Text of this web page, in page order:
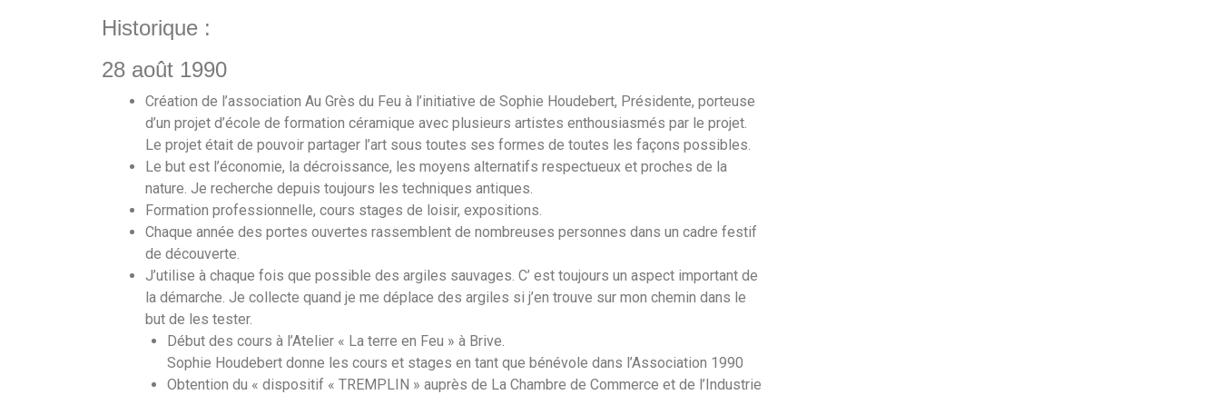
Historique :
28 août 1990
Création de l’association Au Grès du Feu à l’initiative de Sophie Houdebert, Présidente, porteuse
d’un projet d’école de formation céramique avec plusieurs artistes enthousiasmés par le projet.
Le projet était de pouvoir partager l’art sous toutes ses formes de toutes les façons possibles.
Le but est l’économie, la décroissance, les moyens alternatifs respectueux et proches de la
nature. Je recherche depuis toujours les techniques antiques.
Formation professionnelle, cours stages de loisir, expositions.
Chaque année des portes ouvertes rassemblent de nombreuses personnes dans un cadre festif
de découverte.
J’utilise à chaque fois que possible des argiles sauvages. C’ est toujours un aspect important de
la démarche. Je collecte quand je me déplace des argiles si j’en trouve sur mon chemin dans le
but de les tester.
Début des cours à l’Atelier « La terre en Feu » à Brive.
Sophie Houdebert donne les cours et stages en tant que bénévole dans l’Association 1990
Obtention du « dispositif « TREMPLIN » auprès de La Chambre de Commerce et de l’Industrie